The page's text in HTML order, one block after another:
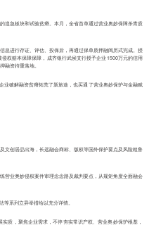
遑急板块和试验贫瘠。本月，全省首单通过营业奥妙保障杀青质
息进行存证、评估、投保后，再通过保单质押融阅历式完成。授
权赔本保障保障，成齐银行武侯支行授予企业1500万元的信用
融资持重落地。
业破解融资贫瘠拓荒了新旅途，也买通了营业奥妙保护与金融赋
文创居品出海，长远融会商标、版权等国外保护要点及风险粗鲁
营业奥妙侵权案件审理念念路及裁判要点，从规矩角度全面融会
系列立异举措给以充分详情。
质，聚焦企业需求，不停夯实常识产权、营业奥妙保护根基，